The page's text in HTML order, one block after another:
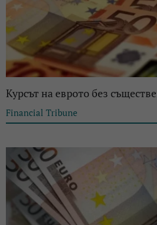
Курсът на еврото без
Financial Tribune